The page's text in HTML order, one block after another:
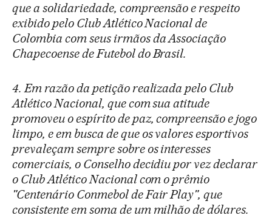
que a solidariedade, compreensão e respeito
exibido pelo Club Atlético Nacional de
Colombia com seus irmãos da Associação
Chapecoense de Futebol do Brasil.
4. Em razão da petição realizada pelo Club
Atlético Nacional, que com sua atitude
promoveu o espírito de paz, compreensão e jogo
limpo, e em busca de que os valores esportivos
prevaleçam sempre sobre os interesses
comerciais, o Conselho decidiu por vez declarar
o Club Atlético Nacional com o prêmio
"Centenário Conmebol de Fair Play", que
consistente em soma de um milhão de dólares.